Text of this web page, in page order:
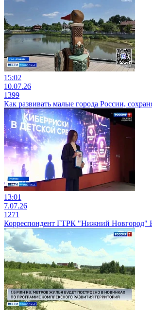
15:02
10.07.26
1399
Как развивать малые города России,
13:01
7.07.26
1271
Корреспондент ГТРК "Нижний Новгород"